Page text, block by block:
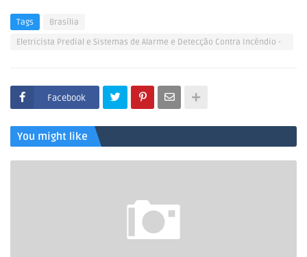
Tags
Brasília
Eletricista Predial e Sistemas de Alarme e Detecção Contra Incêndio -
Facebook
You might like